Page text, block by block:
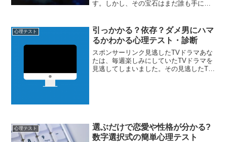
す。しかし、その宝石はまだ誰も手に入
けないからB,宝石に呪いがかかっている
からC,宝石が偽物だ...
心理テスト
引っかかる？依存？ダメ男にハマ
るかわかる心理テスト・診断
スポンサーリンク見逃したTVドラマあな
たは、毎週楽しみにしていたTVドラマを
見逃してしまいました。その見逃したTV
心理テスト
選ぶだけで恋愛や性格が分かる?
数字選択式の簡単心理テスト